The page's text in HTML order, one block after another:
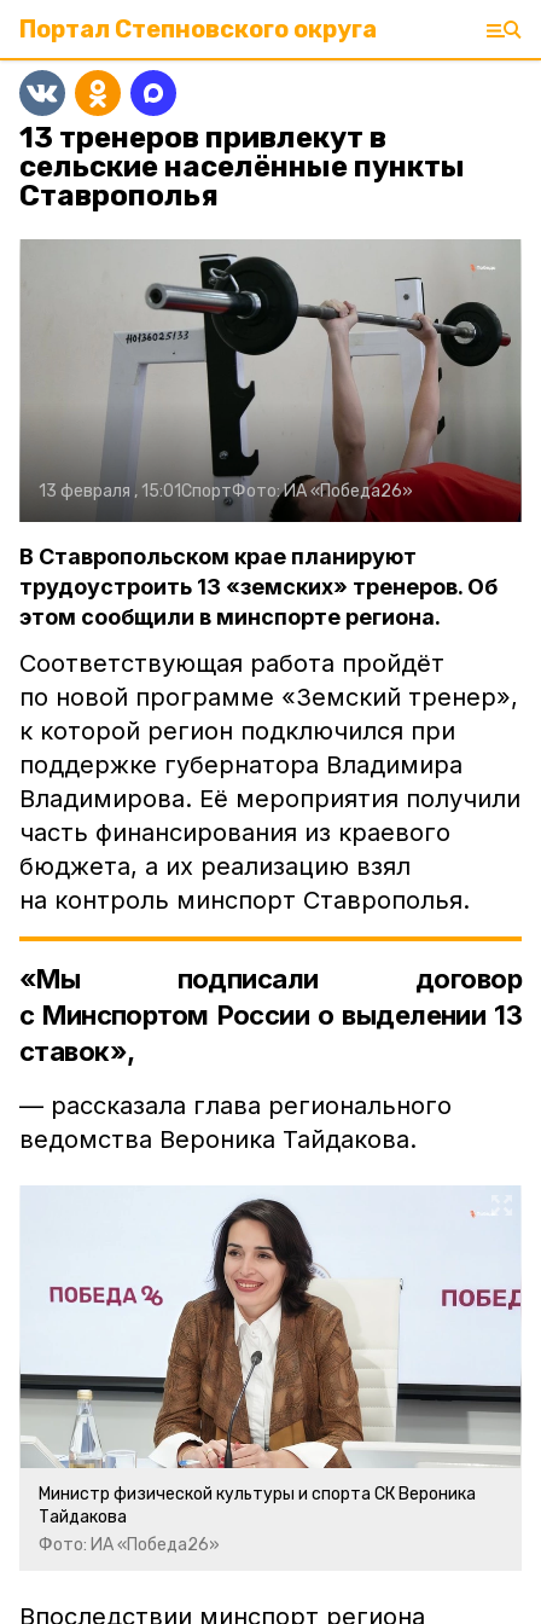
Портал Степновского округа
13 тренеров привлекут в
сельские населённые пункты
Ставрополья
13 февраля , 15:01СпортФото:ИА «Победа26»
В Ставропольском крае планируют
трудоустроить 13 «земских» тренеров. Об
этом сообщили в минспорте региона.
Соответствующая работа пройдёт
по новой программе «Земский тренер»,
к которой регион подключился при
поддержке губернатора Владимира
Владимирова. Её мероприятия получили
часть финансирования из краевого
бюджета, а их реализацию взял
на контроль минспорт Ставрополья.
«Мы подписали договор
с Минспортом России о выделении 13
ставок»,
— рассказала глава регионального
ведомства Вероника Тайдакова.
Министр физической культуры и спорта СК Вероника
Тайдакова
Фото: ИА «Победа26»
Впоследствии минспорт региона